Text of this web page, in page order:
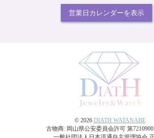
営業日カレンダーを表示
© 2026 DIATH WATANABE
古物商: 岡山県公安委員会許可 第